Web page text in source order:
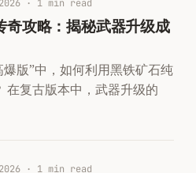
· 1 min read
奇攻略：揭秘武器升级成
版”中，如何利用黑铁矿石纯
在复古版本中，武器升级的
· 1 min read